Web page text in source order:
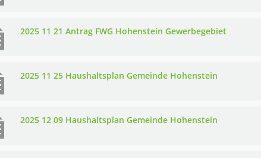
2025 11 21 Antrag FWG Hohenstein Gewerbegebiet
2025 11 25 Haushaltsplan Gemeinde Hohenstein
2025 12 09 Haushaltsplan Gemeinde Hohenstein